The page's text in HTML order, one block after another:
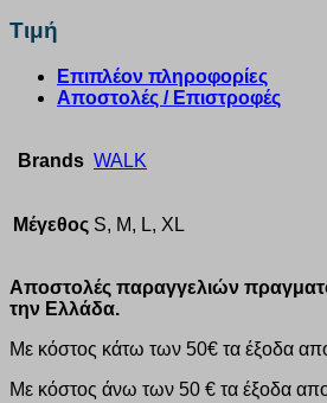
Τιμή
Επιπλέον πληροφορίες
Αποστολές / Επιστροφές
Brands WALK
Μέγεθος S, M, L, XL
Αποστολές παραγγελιών
την Ελλάδα.
Με κόστος κάτω των 50€ τα έξοδα
Με κόστος άνω των 50 € τα έξοδα